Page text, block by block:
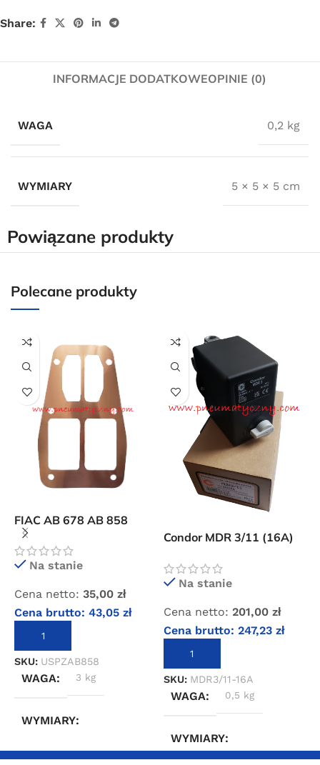
Share:
INFORMACJE DODATKOWEOPINIE (0)
WAGA 0,2 kg
WYMIARY 5 × 5 × 5 cm
Powiązane produkty
Polecane produkty
FIAC AB 678 AB 858
uszczelka miedziana
środkowa płyty
zaworowej
Na stanie
Cena netto: 35,00 zł
Cena brutto: 43,05 zł
DODAJ DO KOSZYKA
SKU: USPZAB858
WAGA 3 kg
WYMIARY
20 × 20 × 20 cm
Condor MDR 3/11 (16A)
Na stanie
Cena netto: 201,00 zł
Cena brutto: 247,23 zł
DODAJ DO KOSZYKA
SKU: MDR3/11-16A
WAGA 0,5 kg
WYMIARY
Darmowa dostawa
Przejdź do sklepu
Oferta ograniczona czasowo
Powered by Convert Plus